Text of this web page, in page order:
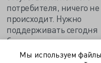
потребителя, ничего не
происходит. Нужно
поддерживать сегодня
бюджетников…»
Мы используем файлы